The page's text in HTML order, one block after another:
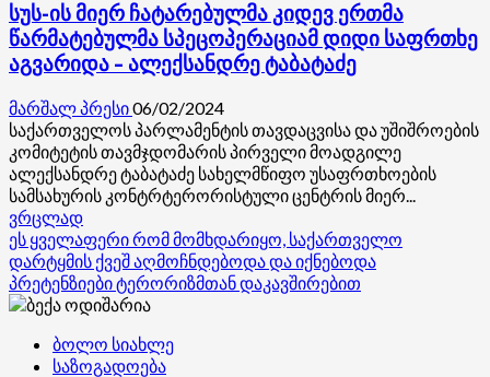
გამჭვირვალობის“
უფროსი
მკვლევარი
და
„სირცხვილიას“
აქტივისტი
სუს-
ის
მიერ
უკრაინიდან
საქართველოს
გავლით
რუსეთში
ასაფეთქებელი
ნივთიერებების
გატანის
მცდელობის
სუს-ის მიერ ჩატარებულმა კიდევ ერთმა
წარმატებულმა სპეცოპერაციამ დიდი საფრთხე
აგვარიდა – ალექსანდრე ტაბატაძე
მარშალ პრესი06/02/2024
საქართველოს პარლამენტის თავდაცვისა და უშიშროების
კომიტეტის თავმჯდომარის პირველი მოადგილე
ალექსანდრე ტაბატაძე სახელმწიფო უსაფრთხოების
სამსახურის კონტრტერორისტული ცენტრის მიერ...
ვრცლადRead
more
about
სუს-
ის
მიერ
ჩატარებულმა
კიდევ
ეს ყველაფერი რომ მომხდარიყო, საქართველო
დარტყმის ქვეშ აღმოჩნდებოდა და იქნებოდა
პრეტენზიები ტერორიზმთან დაკავშირებით
ბოლო სიახლე
საზოგადოება